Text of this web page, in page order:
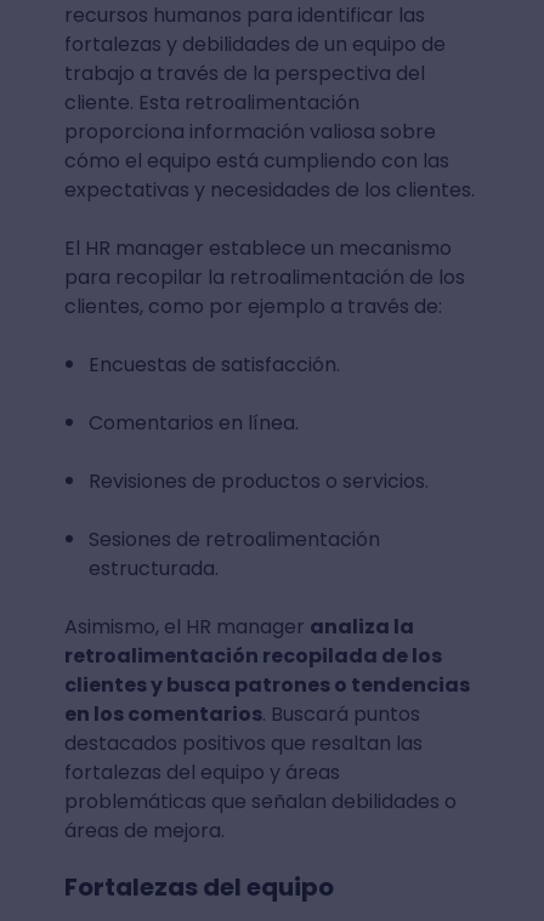
recursos humanos para identificar las
fortalezas y debilidades de un equipo de
trabajo a través de la perspectiva del
cliente. Esta retroalimentación
proporciona información valiosa sobre
cómo el equipo está cumpliendo con las
expectativas y necesidades de los clientes.
El HR manager establece un mecanismo
para recopilar la retroalimentación de los
clientes, como por ejemplo a través de:
Encuestas de satisfacción.
Comentarios en línea.
Revisiones de productos o servicios.
Sesiones de retroalimentación
estructurada.
Asimismo, el HR manager analiza la
retroalimentación recopilada de los
clientes y busca patrones o tendencias
en los comentarios. Buscará puntos
destacados positivos que resaltan las
fortalezas del equipo y áreas
problemáticas que señalan debilidades o
áreas de mejora.
Fortalezas del equipo